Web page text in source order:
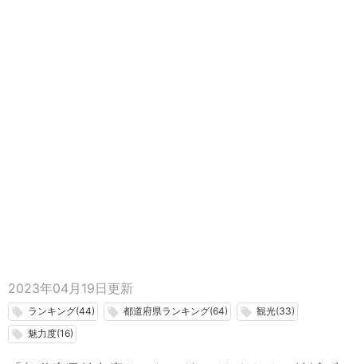
2023年04月19日 更新
local_offer ランキング(44) local_offer 都道府県ランキング(64) local_offer 観光(33)
local_offer 魅力度(16)